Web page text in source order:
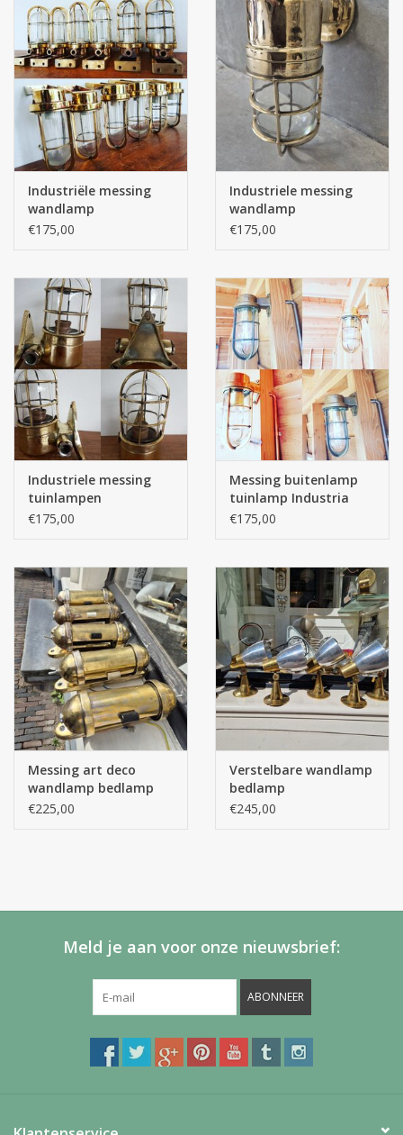
Industriële messing
wandlamp
scheepslampen
€175,00
Industriele messing
wandlamp
scheepslamp
€175,00
Industriele messing
tuinlampen
€175,00
Messing buitenlamp
tuinlamp Industria
Rotterdam
€175,00
Messing art deco
wandlamp bedlamp
€225,00
Verstelbare wandlamp
bedlamp
€245,00
Meld je aan voor onze nieuwsbrief:
ABONNEER